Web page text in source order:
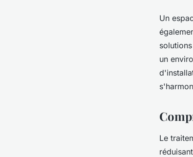
Améliorez votre
traitement
Un
un
Le